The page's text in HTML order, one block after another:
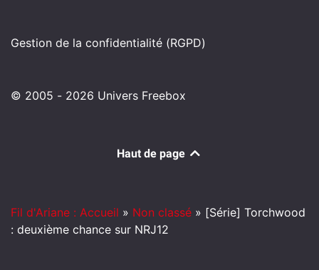
Gestion de la confidentialité (RGPD)
© 2005 - 2026 Univers Freebox
Haut de page
Fil d'Ariane : Accueil » Non classé » [Série] Torchwood
: deuxième chance sur NRJ12